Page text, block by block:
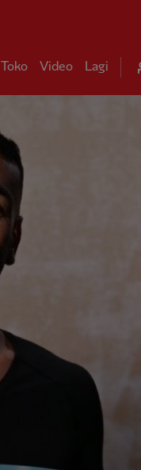
Toko Video Lagi